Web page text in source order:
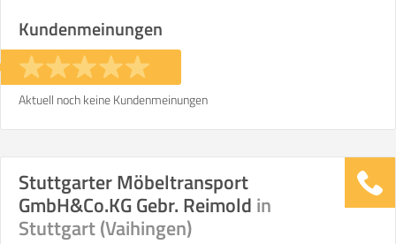
Kundenmeinungen
Aktuell noch keine Kundenmeinungen
Stuttgarter Möbeltransport
GmbH&Co.KG Gebr. Reimold in
Stuttgart (Vaihingen)